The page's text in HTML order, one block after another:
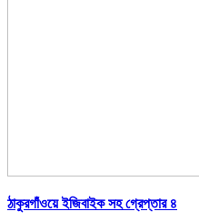
ঠাকুরগাঁওয়ে ইজিবাইক সহ গ্রেপ্তার ৪